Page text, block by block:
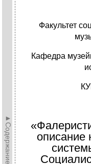
►Содержание►
Факультет
Кафедра
описание